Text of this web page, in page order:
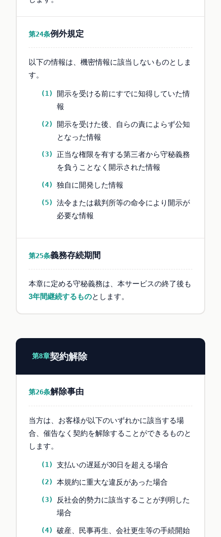
第24条例外規定
以下の情報は、機密情報に該当しないものとしま
す。
開示を受ける前にすでに知得していた情
報
開示を受けた後、自らの責によらず公知
となった情報
正当な権限を有する第三者から守秘義務
を負うことなく開示された情報
独自に開発した情報
法令または裁判所等の命令により開示が
必要な情報
第25条義務存続期間
本章に定める守秘義務は、本サービスの終了後も
3年間継続するものとします。
第8章契約解除
第26条解除事由
当方は、お客様が以下のいずれかに該当する場
合、催告なく契約を解除することができるものと
します。
支払いの遅延が30日を超える場合
本規約に重大な違反があった場合
反社会的勢力に該当することが判明した
場合
破産、民事再生、会社更生等の手続開始